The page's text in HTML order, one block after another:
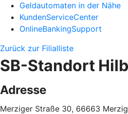
Geldautomaten in der Nähe
KundenServiceCenter
OnlineBankingSupport
Zurück zur Filialliste
SB-Standort
Adresse
Merziger Straße 30, 66663 Merzig